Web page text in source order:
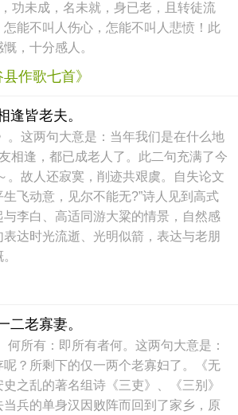
功未成，名未就，身已老，且转徒流
能不叫人伤心，怎能不叫人悲愤！此
，十分感人。
作歌七首》
逢皆老夫。
。这两句大意是：当年我们是在什么地
相逢，都已成老人了。此二句充满了今
。故人还寂寞，削迹共艰虞。自失论文
飞动意，见尔不能无?”诗人见到高式
李白、高适同游大粱的情景，自然感
达时光流逝、光明似箭，表达与老朋
二老寡妻。
何所有：即所有者何。这两句大意是：
？所剩下的仅一两个老寡妇了。《无
之乱的著名组诗《三吏》、《三别》
兵的单身汉因败阵而回到了家乡，原